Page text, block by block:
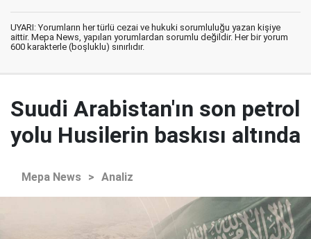
UYARI: Yorumların her türlü cezai ve hukuki sorumluluğu yazan kişiye
aittir. Mepa News, yapılan yorumlardan sorumlu değildir. Her bir yorum
600 karakterle (boşluklu) sınırlıdır.
Suudi Arabistan'ın son petrol
yolu Husilerin baskısı altında
Mepa News > Analiz